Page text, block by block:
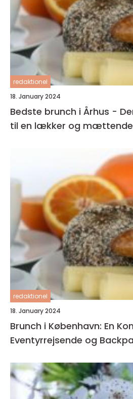
redaktionel
18. January 2024
Bedste brunch i Århus -
til en lækker og
redaktionel
18. January 2024
Brunch i København: En
Eventyrrejsende og